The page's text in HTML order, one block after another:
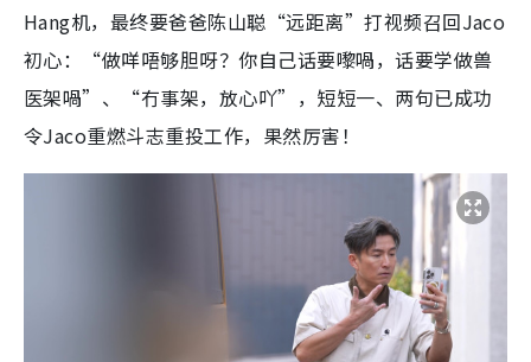
Hang机，最终要爸爸陈山聪“远距离”打视频召回Jaco
初心：“做咩唔够胆呀？你自己话要嚟喎，话要学做兽
医架喎”、“冇事架，放心吖”，短短一、两句已成功
令Jaco重燃斗志重投工作，果然厉害！